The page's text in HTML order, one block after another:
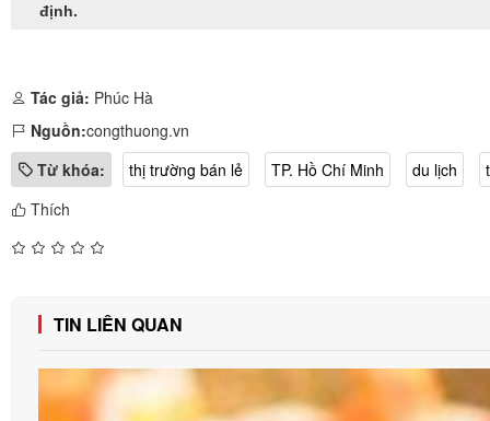
định.
Tác giả: Phúc Hà
Nguồn:congthuong.vn
Từ khóa:
thị trường bán lẻ TP. Hồ Chí Minh du lịch
Thích
TIN LIÊN QUAN